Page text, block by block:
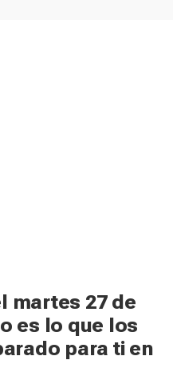
martes 27 de
es lo que los
para ti en